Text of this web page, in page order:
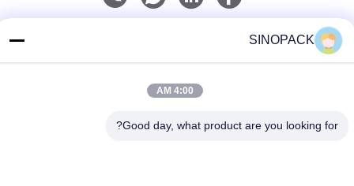
تلفن
ایمیل
SINOPACK
4:00 AM
Good day, what product are you looking for?